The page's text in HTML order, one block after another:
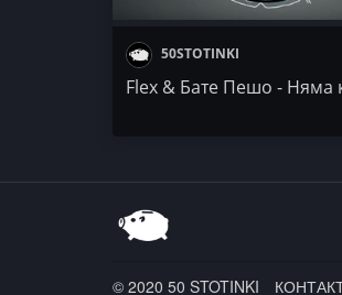
50STOTINKI
Flex & Бате Пешо - Няма
© 2020 50 STOTINKI